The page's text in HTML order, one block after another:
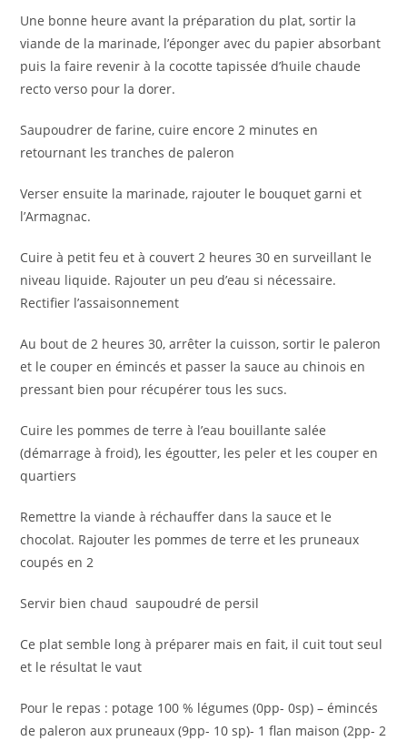
Une bonne heure avant la préparation du plat, sortir la
viande de la marinade, l’éponger avec du papier absorbant
puis la faire revenir à la cocotte tapissée d’huile chaude
recto verso pour la dorer.
Saupoudrer de farine, cuire encore 2 minutes en
retournant les tranches de paleron
Verser ensuite la marinade, rajouter le bouquet garni et
l’Armagnac.
Cuire à petit feu et à couvert 2 heures 30 en surveillant le
niveau liquide. Rajouter un peu d’eau si nécessaire.
Rectifier l’assaisonnement
Au bout de 2 heures 30, arrêter la cuisson, sortir le paleron
et le couper en émincés et passer la sauce au chinois en
pressant bien pour récupérer tous les sucs.
Cuire les pommes de terre à l’eau bouillante salée
(démarrage à froid), les égoutter, les peler et les couper en
quartiers
Remettre la viande à réchauffer dans la sauce et le
chocolat. Rajouter les pommes de terre et les pruneaux
coupés en 2
Servir bien chaud saupoudré de persil
Ce plat semble long à préparer mais en fait, il cuit tout seul
et le résultat le vaut
Pour le repas : potage 100 % légumes (0pp- 0sp) – émincés
de paleron aux pruneaux (9pp- 10 sp)- 1 flan maison (2pp- 2